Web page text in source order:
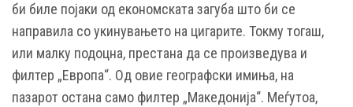
би биле појаки од економската загуба што би се
направила со укинувањето на цигарите. Токму тогаш,
или малку подоцна, престана да се произведува и
филтер „Европа“. Од овие географски имиња, на
пазарот остана само филтер „Македонија“. Меѓутоа,